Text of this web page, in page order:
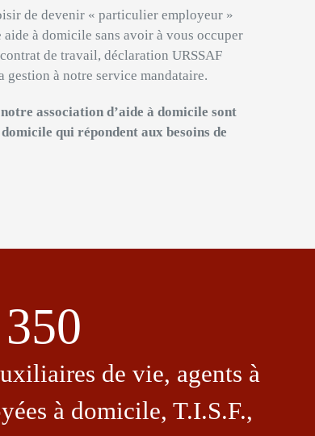
de devenir « particulier employeur »
à domicile sans avoir à vous occuper
de travail, déclaration URSSAF
à notre service mandataire.
association d’aide à domicile sont
qui répondent aux besoins de
350
de vie, agents à
à domicile, T.I.S.F.,